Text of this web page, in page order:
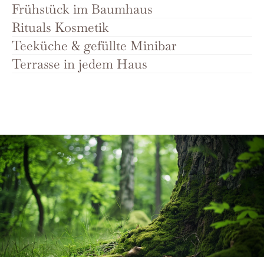
Frühstück im Baumhaus
Rituals Kosmetik
Teeküche & gefüllte Minibar
Terrasse in jedem Haus